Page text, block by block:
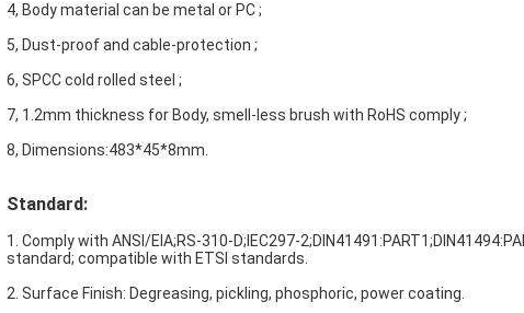
4, Body material can be metal or PC ;
5, Dust-proof and cable-protection ;
6, SPCC cold rolled steel ;
7, 1.2mm thickness for Body, smell-less brush with RoHS comply ;
8, Dimensions:483*45*8mm.
Standard:
1. Comply with ANSI/EIA;RS-310-D;IEC297-
standard; compatible with ETSI standards.
2. Surface Finish: Degreasing, pickling, phosphoric, power coating.